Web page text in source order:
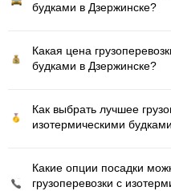
будками в Дзержинске?
Какая цена
будками в Дзержинске?
Как выбрать лучшее
изотермическими
Какие опции посадки
грузоперевозки с